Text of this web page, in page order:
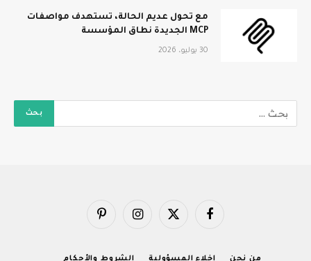
مع تحول عديم الحالة، تستهدف مواصفات
MCP الجديدة نطاق المؤسسة
30 يوليو، 2026
فيسبوك X
الانستغرامبينتيريست
من نحن إخلاء المسؤولية الشروط والأحكام